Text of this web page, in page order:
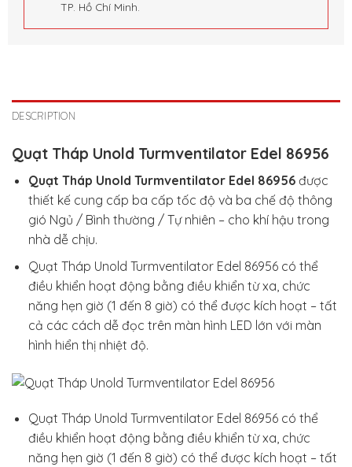
TP. Hồ Chí Minh.
DESCRIPTION
Quạt Tháp Unold Turmventilator Edel 86956
Quạt Tháp Unold Turmventilator Edel 86956được
thiết kế cung cấp ba cấp tốc độ và ba chế độ thông
gió Ngủ / Bình thường / Tự nhiên – cho khí hậu trong
nhà dễ chịu.
Quạt Tháp Unold Turmventilator Edel 86956 có thể
điều khiển hoạt động bằng điều khiển từ xa, chức
năng hẹn giờ (1 đến 8 giờ) có thể được kích hoạt – tất
cả các cách dễ đọc trên màn hình LED lớn với màn
hình hiển thị nhiệt độ.
Quạt Tháp Unold Turmventilator Edel 86956 có thể
điều khiển hoạt động bằng điều khiển từ xa, chức
năng hẹn giờ (1 đến 8 giờ) có thể được kích hoạt – tất